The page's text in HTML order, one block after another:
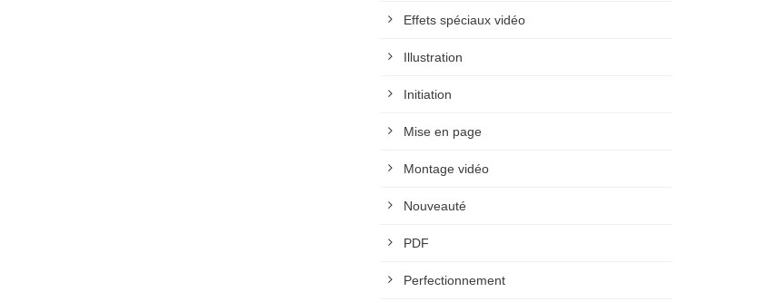
Effets spéciaux vidéo
Illustration
Initiation
Mise en page
Montage vidéo
Nouveauté
PDF
Perfectionnement